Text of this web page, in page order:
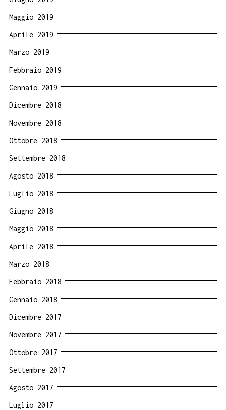
Maggio 2019
Aprile 2019
Marzo 2019
Febbraio 2019
Gennaio 2019
Dicembre 2018
Novembre 2018
Ottobre 2018
Settembre 2018
Agosto 2018
Luglio 2018
Giugno 2018
Maggio 2018
Aprile 2018
Marzo 2018
Febbraio 2018
Gennaio 2018
Dicembre 2017
Novembre 2017
Ottobre 2017
Settembre 2017
Agosto 2017
Luglio 2017